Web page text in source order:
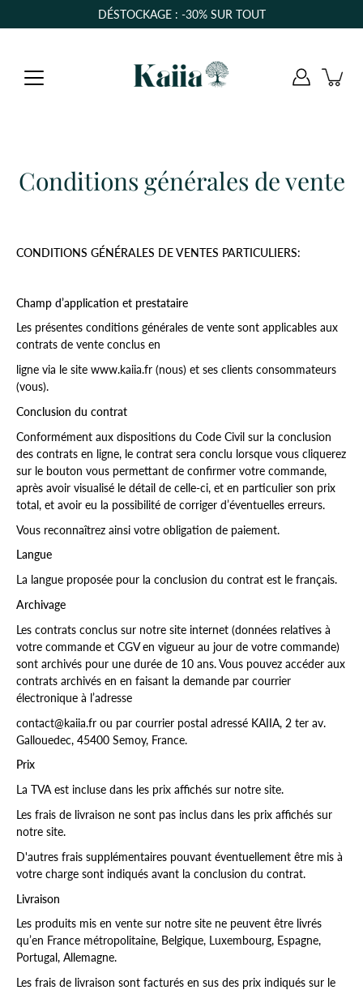
DÉSTOCKAGE : -30% SUR TOUT
Conditions générales de vente
CONDITIONS GÉNÉRALES DE VENTES PARTICULIERS:
Champ d’application et prestataire
Les présentes conditions générales de vente sont applicables aux
contrats de vente conclus en
ligne via le site www.kaiia.fr (nous) et ses clients consommateurs
(vous).
Conclusion du contrat
Conformément aux dispositions du Code Civil sur la conclusion
des contrats en ligne, le contrat sera conclu lorsque vous cliquerez
sur le bouton vous permettant de confirmer votre commande,
après avoir visualisé le détail de celle-ci, et en particulier son prix
total, et avoir eu la possibilité de corriger d’éventuelles erreurs.
Vous reconnaîtrez ainsi votre obligation de paiement.
Langue
La langue proposée pour la conclusion du contrat est le français.
Archivage
Les contrats conclus sur notre site internet (données relatives à
votre commande et CGV en vigueur au jour de votre commande)
sont archivés pour une durée de 10 ans. Vous pouvez accéder aux
contrats archivés en en faisant la demande par courrier
électronique à l’adresse
contact@kaiia.fr ou par courrier postal adressé KAIIA, 2 ter av.
Gallouedec, 45400 Semoy, France.
Prix
La TVA est incluse dans les prix affichés sur notre site.
Les frais de livraison ne sont pas inclus dans les prix affichés sur
notre site.
D'autres frais supplémentaires pouvant éventuellement être mis à
votre charge sont indiqués avant la conclusion du contrat.
Livraison
Les produits mis en vente sur notre site ne peuvent être livrés
qu’en France métropolitaine, Belgique, Luxembourg, Espagne,
Portugal, Allemagne.
Les frais de livraison sont facturés en sus des prix indiqués sur le